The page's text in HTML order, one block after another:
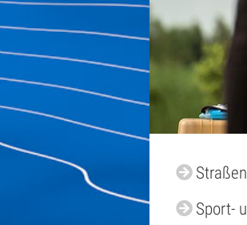
Sport-